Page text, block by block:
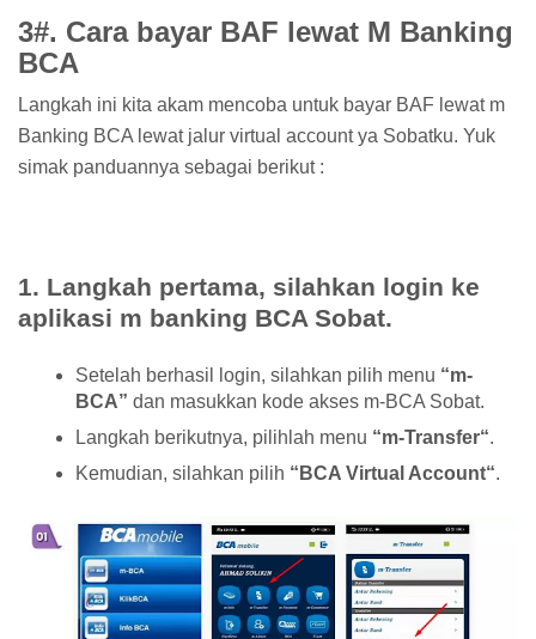
3#. Cara bayar BAF lewat M Banking
BCA
Langkah ini kita akam mencoba untuk bayar BAF lewat m
Banking BCA lewat jalur virtual account ya Sobatku. Yuk
simak panduannya sebagai berikut :
1. Langkah pertama, silahkan login ke
aplikasi m banking BCA Sobat.
Setelah berhasil login, silahkan pilih menu “m-
BCA” dan masukkan kode akses m-BCA Sobat.
Langkah berikutnya, pilihlah menu “m-Transfer“.
Kemudian, silahkan pilih “BCA Virtual Account“.